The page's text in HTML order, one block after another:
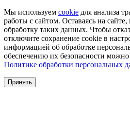
Мы используем cookie для анализа
работы с сайтом. Оставаясь на сайте,
обработку таких данных. Чтобы
отключите сохранение cookie в
информацией об обработке
обеспечению их безопасности можно
Политике обработки персональных
Принять